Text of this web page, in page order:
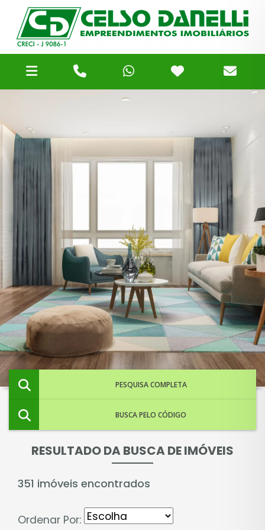
PESQUISA COMPLETA
BUSCA PELO CÓDIGO
RESULTADO DA BUSCA DE IMÓVEIS
351 imóveis encontrados
Ordenar Por: